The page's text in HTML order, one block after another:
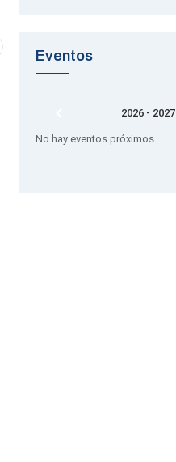
Eventos
2026 - 2027
No hay eventos próximos